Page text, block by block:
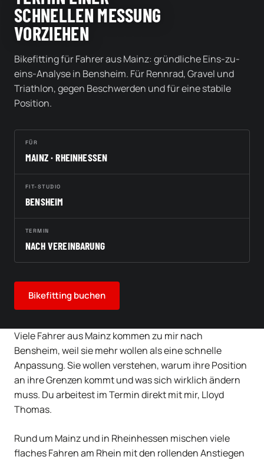
SCHNELLEN MESSUNG
VORZIEHEN
Bikefitting für Fahrer aus Mainz: gründliche Eins-zu-
eins-Analyse in Bensheim. Für Rennrad, Gravel und
Triathlon, gegen Beschwerden und für eine stabile
Position.
FÜR
MAINZ · RHEINHESSEN
FIT-STUDIO
BENSHEIM
TERMIN
NACH VEREINBARUNG
Bikefitting buchen
Viele Fahrer aus Mainz kommen zu mir nach
Bensheim, weil sie mehr wollen als eine schnelle
Anpassung. Sie wollen verstehen, warum ihre Position
an ihre Grenzen kommt und was sich wirklich ändern
muss. Du arbeitest im Termin direkt mit mir, Lloyd
Thomas.
Rund um Mainz und in Rheinhessen mischen viele
flaches Fahren am Rhein mit den rollenden Anstiegen